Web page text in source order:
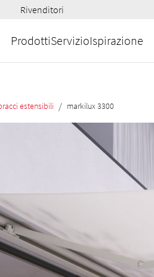
Rivenditori
ProdottiServizioIspirazione
estensibili / markilux 3300